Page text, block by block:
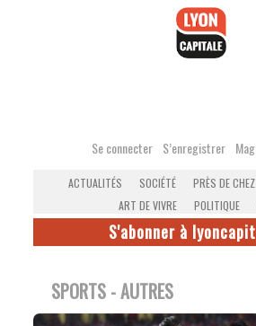
Se connecter S’enregistrer
ACTUALITÉS SOCIÉTÉ PRÈS DE
ART DE VIVRE
POLITIQUE
S'abonner à
SPORTS - AUTRES